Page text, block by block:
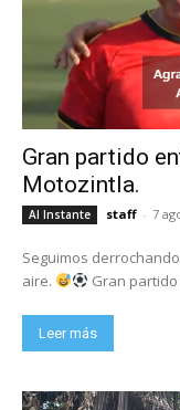
Gran partido
Motozintla.
Al Instante staff - 7
Seguimos
aire.
Gran partido
Leer más